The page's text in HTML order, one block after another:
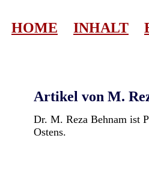
HOME INHALT
Artikel von M.
Dr. M. Reza Behnam ist
Ostens.